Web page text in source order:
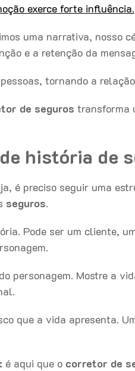
exerce forte influência.
uma narrativa, nosso
e a retenção da
tornando a
de seguros transforma
história de
é preciso seguir uma
seguros.
Pode ser um cliente,
personagem. Mostre a
que a vida apresenta.
é aqui que o corretor de